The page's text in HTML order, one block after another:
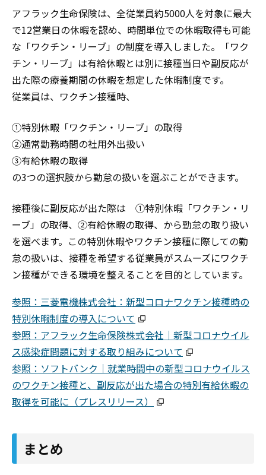
アフラック生命保険は、全従業員約5000人を対象に最大
で12営業日の休暇を認め、時間単位での休暇取得も可能
な「ワクチン・リーブ」の制度を導入しました。「ワク
チン・リーブ」は有給休暇とは別に接種当日や副反応が
出た際の療養期間の休暇を想定した休暇制度です。
従業員は、ワクチン接種時、
①特別休暇「ワクチン・リーブ」の取得
②通常勤務時間の社用外出扱い
③有給休暇の取得
の3つの選択肢から勤怠の扱いを選ぶことができます。
接種後に副反応が出た際は ①特別休暇「ワクチン・リ
ーブ」の取得、②有給休暇の取得、から勤怠の取り扱い
を選べます。この特別休暇やワクチン接種に際しての勤
怠の扱いは、接種を希望する従業員がスムーズにワクチ
ン接種ができる環境を整えることを目的としています。
参照：三菱電機株式会社：新型コロナワクチン接種時の
特別休暇制度の導入について
参照：アフラック生命保険株式会社｜新型コロナウイル
ス感染症問題に対する取り組みについて
参照：ソフトバンク｜就業時間中の新型コロナウイルス
のワクチン接種と、副反応が出た場合の特別有給休暇の
取得を可能に（プレスリリース）
まとめ